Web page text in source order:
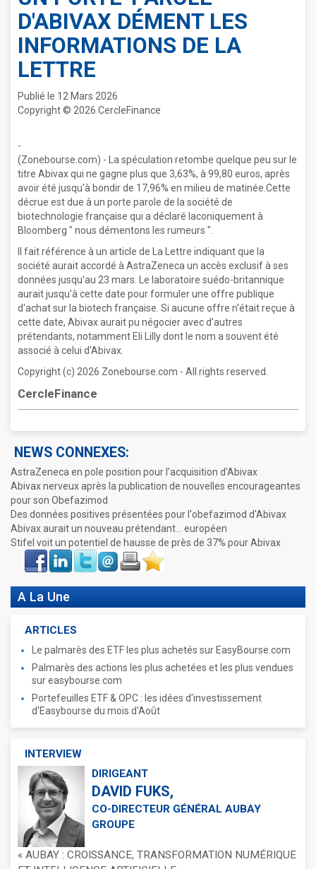
D'ABIVAX DÉMENT LES
INFORMATIONS DE LA
LETTRE
Publié le 12 Mars 2026
Copyright © 2026 CercleFinance
-
(Zonebourse.com) - La spéculation retombe quelque peu sur le
titre Abivax qui ne gagne plus que 3,63%, à 99,80 euros, après
avoir été jusqu'à bondir de 17,96% en milieu de matinée.Cette
décrue est due à un porte parole de la société de
biotechnologie française qui a déclaré laconiquement à
Bloomberg " nous démentons les rumeurs ".
Il fait référence à un article de La Lettre indiquant que la
société aurait accordé à AstraZeneca un accès exclusif à ses
données jusqu'au 23 mars. Le laboratoire suédo-britannique
aurait jusqu'à cette date pour formuler une offre publique
d'achat sur la biotech française. Si aucune offre n'était reçue à
cette date, Abivax aurait pu négocier avec d'autres
prétendants, notamment Eli Lilly dont le nom a souvent été
associé à celui d'Abivax.
Copyright (c) 2026 Zonebourse.com - All rights reserved.
CercleFinance
NEWS CONNEXES:
AstraZeneca en pole position pour l'acquisition d'Abivax
Abivax nerveux après la publication de nouvelles encourageantes
pour son Obefazimod
Des données positives présentées pour l'obefazimod d'Abivax
Abivax aurait un nouveau prétendant... européen
Stifel voit un potentiel de hausse de près de 37% pour Abivax
Face
book
LinkIn Twitter Envoyer ImprimerFavoris
A La Une
ARTICLES
Le palmarès des ETF les plus achetés sur EasyBourse.com
Palmarès des actions les plus achetées et les plus vendues
sur easybourse.com
Portefeuilles ETF & OPC : les idées d'investissement
d'Easybourse du mois d'Août
INTERVIEW
DIRIGEANT
DAVID FUKS,
CO-DIRECTEUR GÉNÉRAL AUBAY
GROUPE
« AUBAY : CROISSANCE, TRANSFORMATION NUMÉRIQUE